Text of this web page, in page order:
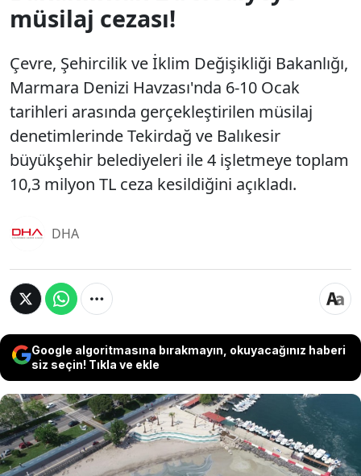
müsilaj cezası!
Çevre, Şehircilik ve İklim Değişikliği Bakanlığı,
Marmara Denizi Havzası'nda 6-10 Ocak
tarihleri arasında gerçekleştirilen müsilaj
denetimlerinde Tekirdağ ve Balıkesir
büyükşehir belediyeleri ile 4 işletmeye toplam
10,3 milyon TL ceza kesildiğini açıkladı.
DHA
Google algoritmasına bırakmayın, okuyacağınız haberi
siz seçin! Tıkla ve ekle
Çevre, Şehircilik ve İklim Değişikliği Bakanlığı,
Marmara Denizi Havzası'nda 6-10 Ocak tarihleri